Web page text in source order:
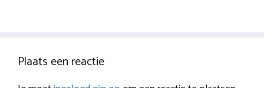
Plaats een reactie